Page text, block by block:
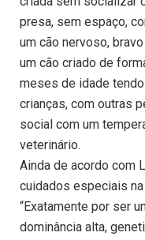
presa, sem espaço,
um cão nervoso,
um cão criado de
meses de idade
crianças, com outras
social com um
veterinário.
Ainda de acordo com
cuidados especiais na
“Exatamente por ser
dominância alta,